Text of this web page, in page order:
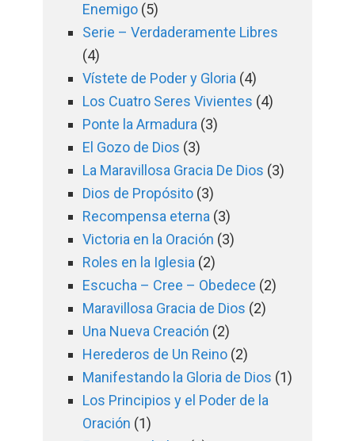
Enemigo (5)
Serie – Verdaderamente Libres
(4)
Vístete de Poder y Gloria (4)
Los Cuatro Seres Vivientes (4)
Ponte la Armadura (3)
El Gozo de Dios (3)
La Maravillosa Gracia De Dios (3)
Dios de Propósito (3)
Recompensa eterna (3)
Victoria en la Oración (3)
Roles en la Iglesia (2)
Escucha – Cree – Obedece (2)
Maravillosa Gracia de Dios (2)
Una Nueva Creación (2)
Herederos de Un Reino (2)
Manifestando la Gloria de Dios (1)
Los Principios y el Poder de la
Oración (1)